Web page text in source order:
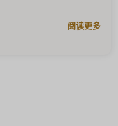
阅读更多